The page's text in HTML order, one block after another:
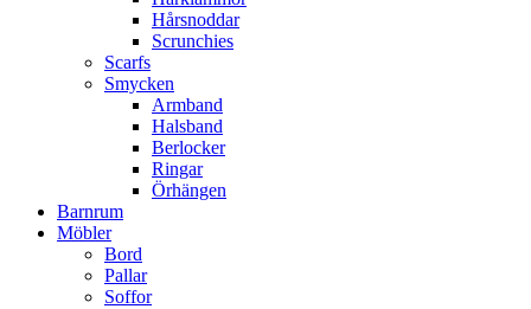
Hårsnoddar
Scrunchies
Scarfs
Smycken
Armband
Halsband
Berlocker
Ringar
Örhängen
Barnrum
Möbler
Bord
Pallar
Soffor